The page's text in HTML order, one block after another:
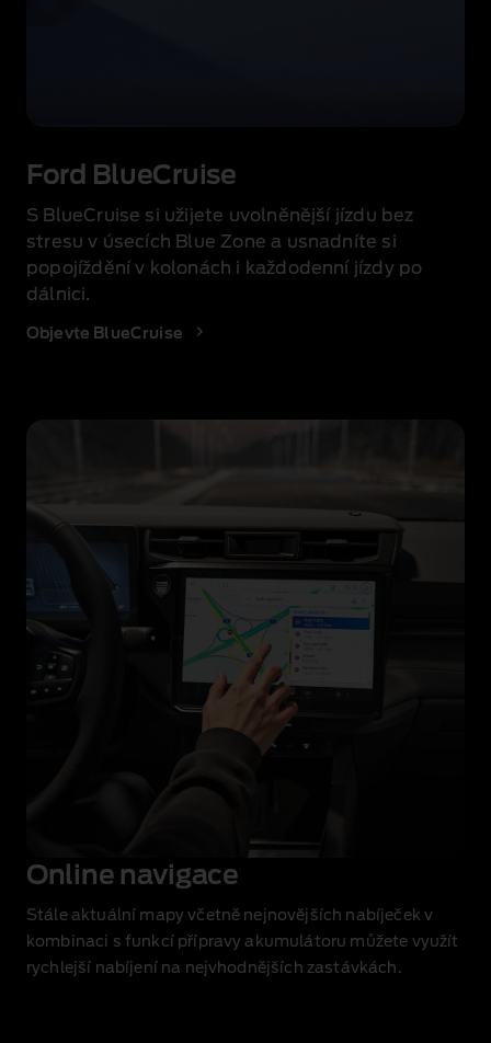
Fordu
Puma
Gen-
E
BlueCruise
Edition
testuje
BlueCruise.
Ford BlueCruise
S BlueCruise si užijete uvolněnější jízdu bez
stresu v úsecích Blue Zone a usnadníte si
popojíždění v kolonách i každodenní jízdy po
dálnici.
Objevte BlueCruise
Online navigace
Stále aktuální mapy včetně nejnovějších nabíječek v
kombinaci s funkcí přípravy akumulátoru můžete využít
rychlejší nabíjení na nejvhodnějších zastávkách.